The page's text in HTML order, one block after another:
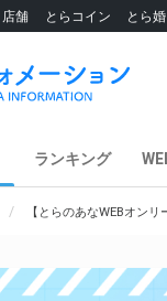
店舗 とらコイン とら婚
ランキング
【とらのあなWEBオン